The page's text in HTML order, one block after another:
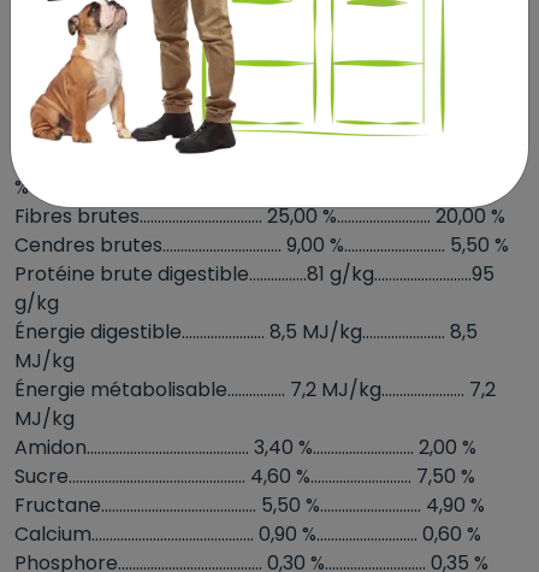
ÉLÉMENTS CONSTITUTIFS
....................GLYX-WIESE® SENIORFASER.....GLYX-WIESE®
MÜSLI
Protéines brutes............................. 10,50 %.......................... 11,00 %
Matières grasses br.......................... 4,00 %............................ 5,50
%
Fibres brutes.................................. 25,00 %.......................... 20,00 %
Cendres brutes................................. 9,00 %............................ 5,50 %
Protéine brute digestible................81 g/kg...........................95
g/kg
Énergie digestible....................... 8,5 MJ/kg....................... 8,5
MJ/kg
Énergie métabolisable................ 7,2 MJ/kg....................... 7,2
MJ/kg
Amidon............................................. 3,40 %............................ 2,00 %
Sucre................................................. 4,60 %............................ 7,50 %
Fructane........................................... 5,50 %............................ 4,90 %
Calcium............................................. 0,90 %............................ 0,60 %
Phosphore........................................ 0,30 %............................ 0,35 %